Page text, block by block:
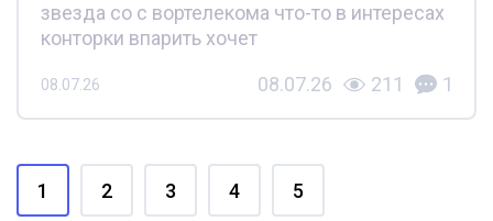
звезда со с вортелекома что-то в интересах
конторки впарить хочет
08.07.26 08.07.26 211 1
1 2 3 4 5